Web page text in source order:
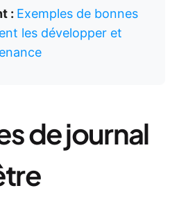
: Exemples de bonnes
les développer et
de journal